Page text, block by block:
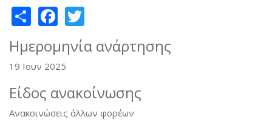
ShareFacebook
Ημερομηνία ανάρτησης
19 Ιουν 2025
Είδος ανακοίνωσης
Ανακοινώσεις άλλων φορέων